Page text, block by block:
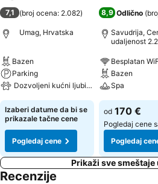
7,1 (broj ocena: 2.082)
Umag, Hrvatska
Bazen
Parking
Dozvoljeni kućni ljubimci
Izaberi datume da bi se
prikazale tačne cene
Pogledaj cene
8,9 Odlično (
Savudrija,
udaljenost
Besplatan
Bazen
Spa
od 170 €
Pogledaj cene
Pogledaj
Prikaži sve smeštaje
Recenzije